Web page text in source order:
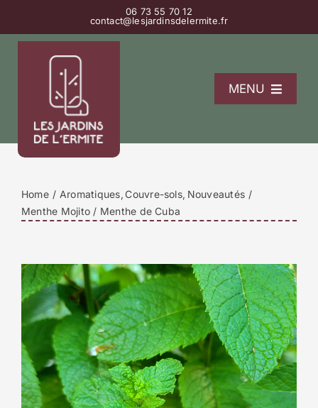
06 73 55 70 12
contact@lesjardinsdelermite.fr
MENU
La pépinière
Home Aromatiques Couvre-sols Nouveautés
Menthe Mojito / Menthe de Cuba